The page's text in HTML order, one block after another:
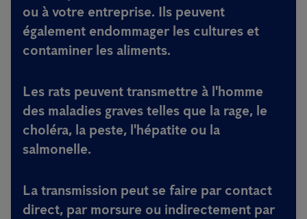
ou à votre entreprise. Ils peuvent
également endommager les cultures et
contaminer les aliments.
Les rats peuvent transmettre à l'homme
des maladies graves telles que la rage, le
choléra, la peste, l'hépatite ou la
salmonelle.
La transmission peut se faire par contact
direct, par morsure ou indirectement par